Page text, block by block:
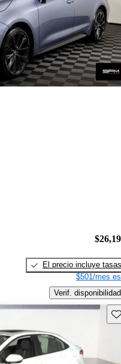
El precio incluye tasas
$501/mes
Verif. disponibilidad